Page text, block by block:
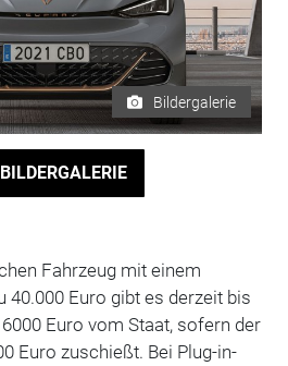
Bildergalerie
Fahrzeug mit einem
40.000 Euro gibt es derzeit bis
Euro vom Staat, sofern der
Euro zuschießt. Bei Plug-in-